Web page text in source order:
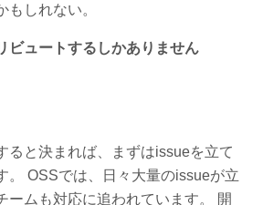
もしれない。
ビュートするしかありません
ると決まれば、まずはissueを立て
。 OSSでは、日々大量のissueが立
ームも対応に追われています。 開